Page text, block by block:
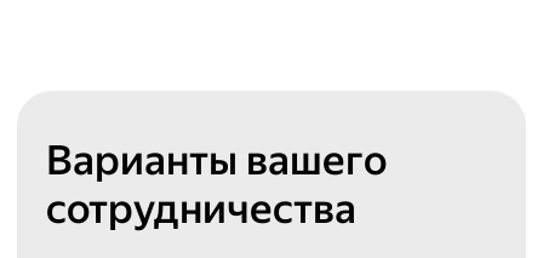
Варианты вашего
сотрудничества